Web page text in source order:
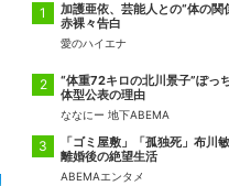
加護亜依、芸能人との“体の関
赤裸々告白
愛のハイエナ
“体重72キロの北川景子”ぽっ
体型公表の理由
ななにー 地下ABEMA
「ゴミ屋敷」「孤独死」布川
離婚後の絶望生活
ABEMAエンタメ